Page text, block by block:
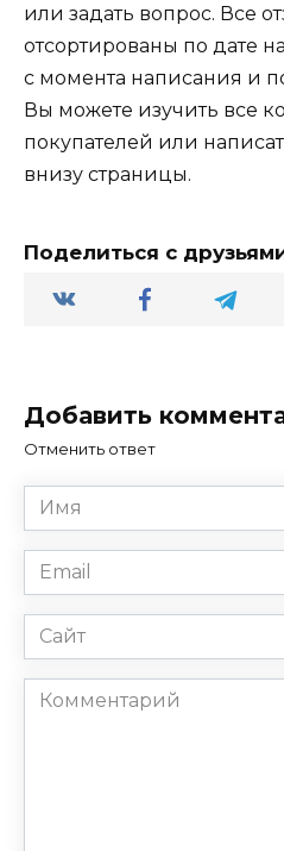
или задать вопрос. Все
отсортированы по дате
с момента написания и
Вы можете изучить все
покупателей или
внизу страницы.
Поделиться с
Добавить
Отменить ответ
Имя
*
Email
*
Сайт
Комментарий